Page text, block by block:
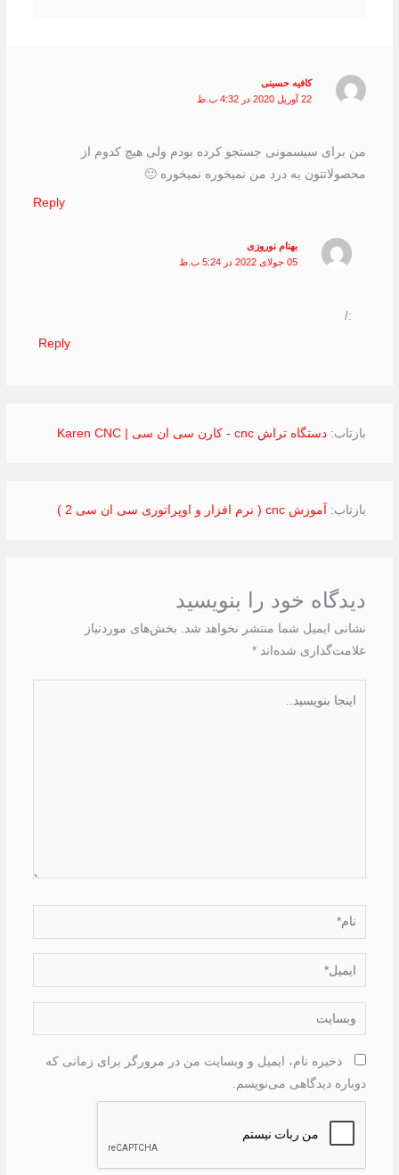
کافیه حسینی
22 آوریل 2020 در 4:32 ب.ظ
من برای سیسمونی جستجو کرده بودم ولی هیچ کدوم از
محصولاتتون به درد من نمیخوره نمیخوره 🙁
Reply
بهنام نوروزی
05 جولای 2022 در 5:24 ب.ظ
:/
Reply
بازتاب: دستگاه تراش cnc - کارن سی ان سی | Karen CNC
بازتاب: آموزش cnc ( نرم افزار و اوپراتوری سی ان سی 2 )
دیدگاه‌ خود را بنویسید
نشانی ایمیل شما منتشر نخواهد شد.
بخش‌های موردنیاز
علامت‌گذاری شده‌اند *
نام*
ایمیل*
وبسایت
ذخیره نام، ایمیل و وبسایت من در مرورگر برای زمانی که
دوباره دیدگاهی می‌نویسم.